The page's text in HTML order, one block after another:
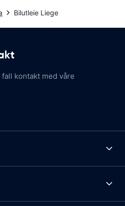
Bilutleie Liege
kontakt med våre